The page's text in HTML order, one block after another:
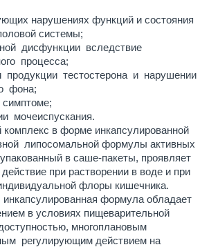
нарушениях функций и состояния
системы;
дисфункции вследствие
процесса;
продукции тестостерона и нарушении
фона;
мочеиспускания.
комплекс в форме инкапсулированной
липосомальной формулы активных
в саше-пакеты, проявляет
при растворении в воде и при
флоры кишечника.
инкапсулированная формула обладает
в условиях пищеварительной
многоплановым
регулирующим действием на